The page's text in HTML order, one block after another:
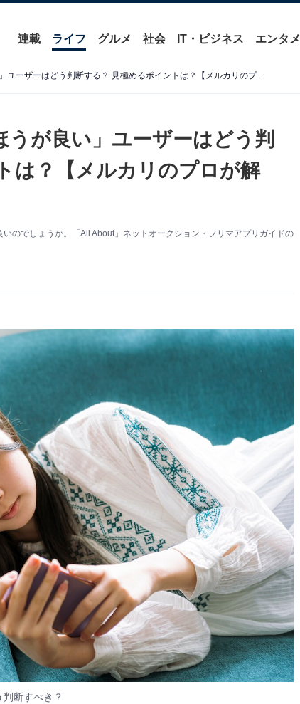
連載 ライフ グルメ 社会 IT・ビジネス エンタメ
メルカリで「取引しないほうが良い」ユーザーはどう判断する？ 見極めるポイントは？【メルカリのプロが解説】
が良い」ユーザーはどう判
は？【メルカリのプロが解
のでしょうか。「All About」ネットオークション・フリマアプリガイドの
断すべき？